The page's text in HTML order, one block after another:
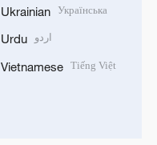
Ukrainian Українська
Urdu اردو
Vietnamese Tiếng Việt